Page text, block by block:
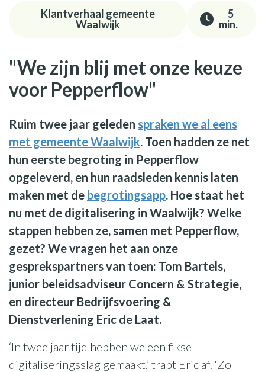
Klantverhaal gemeente
Waalwijk
5
min.
"We zijn blij met onze keuze
voor Pepperflow"
Ruim twee jaar geleden spraken we al eens
met gemeente Waalwijk. Toen hadden ze net
hun eerste begroting in Pepperflow
opgeleverd, en hun raadsleden kennis laten
maken met de begrotingsapp. Hoe staat het
nu met de digitalisering in Waalwijk? Welke
stappen hebben ze, samen met Pepperflow,
gezet? We vragen het aan onze
gesprekspartners van toen: Tom Bartels,
junior beleidsadviseur Concern & Strategie,
en directeur Bedrijfsvoering &
Dienstverlening Eric de Laat.
‘In twee jaar tijd hebben we een fikse
digitaliseringsslag gemaakt,’ trapt Eric af. ‘Zo